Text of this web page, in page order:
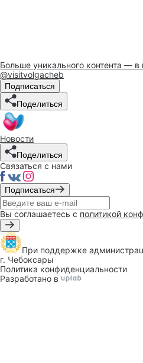
Больше уникального контента —
@visitvolgacheb
Подписаться
Поделиться
Новости
Поделиться
Связаться с нами
Подписаться
Вы соглашаетесь с политикой
При поддержке
г. Чебоксары
Политика конфиденциальности
Разработано в